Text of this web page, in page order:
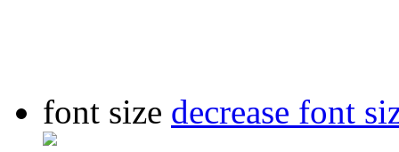
font size decrease font